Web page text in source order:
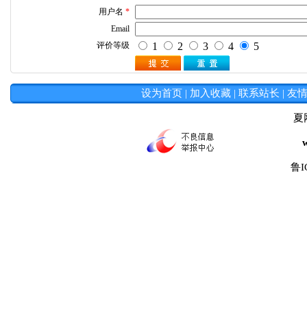
设为首页 | 加入收藏 | 联系站长 | 友
夏
鲁